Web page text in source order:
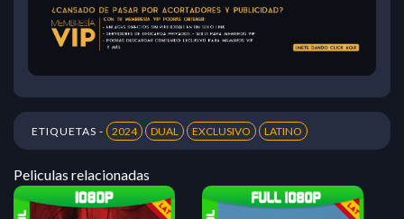
ETIQUETAS - 2024 DUAL EXCLUSIVO LATINO
Peliculas relacionadas